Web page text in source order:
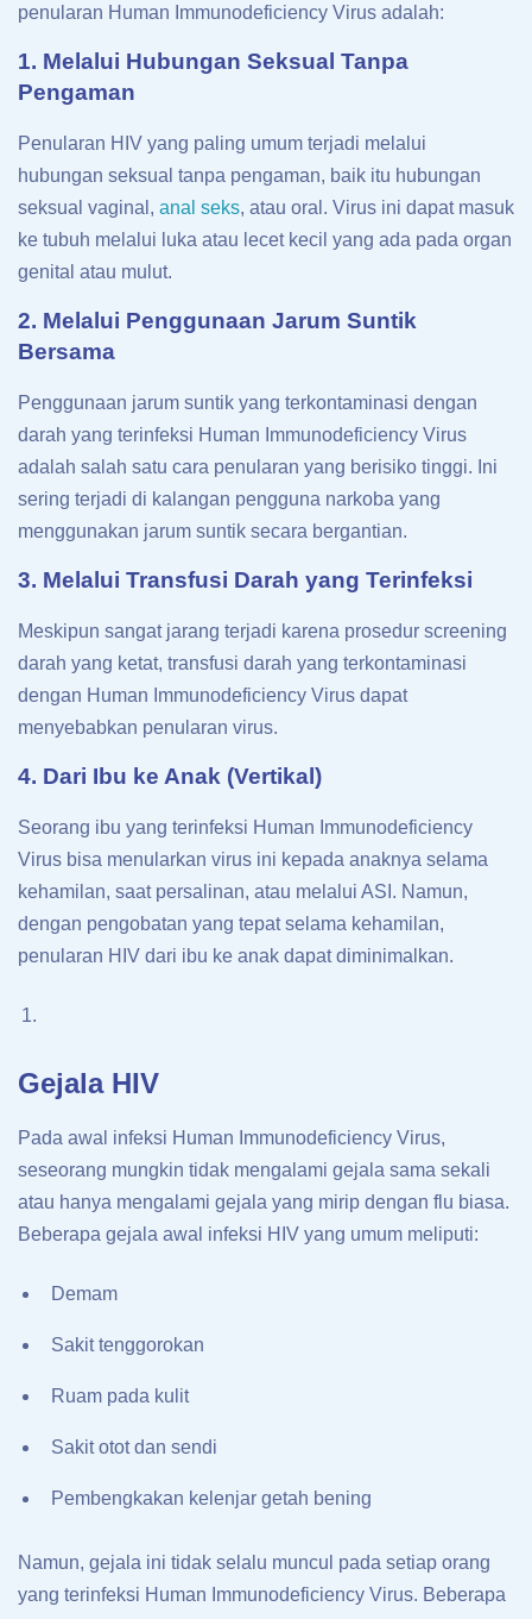
penularan Human Immunodeficiency Virus adalah:
1. Melalui Hubungan Seksual Tanpa
Pengaman
Penularan HIV yang paling umum terjadi melalui
hubungan seksual tanpa pengaman, baik itu hubungan
seksual vaginal, anal seks, atau oral. Virus ini dapat masuk
ke tubuh melalui luka atau lecet kecil yang ada pada organ
genital atau mulut.
2. Melalui Penggunaan Jarum Suntik
Bersama
Penggunaan jarum suntik yang terkontaminasi dengan
darah yang terinfeksi Human Immunodeficiency Virus
adalah salah satu cara penularan yang berisiko tinggi. Ini
sering terjadi di kalangan pengguna narkoba yang
menggunakan jarum suntik secara bergantian.
3. Melalui Transfusi Darah yang Terinfeksi
Meskipun sangat jarang terjadi karena prosedur screening
darah yang ketat, transfusi darah yang terkontaminasi
dengan Human Immunodeficiency Virus dapat
menyebabkan penularan virus.
4. Dari Ibu ke Anak (Vertikal)
Seorang ibu yang terinfeksi Human Immunodeficiency
Virus bisa menularkan virus ini kepada anaknya selama
kehamilan, saat persalinan, atau melalui ASI. Namun,
dengan pengobatan yang tepat selama kehamilan,
penularan HIV dari ibu ke anak dapat diminimalkan.
Gejala HIV
Pada awal infeksi Human Immunodeficiency Virus,
seseorang mungkin tidak mengalami gejala sama sekali
atau hanya mengalami gejala yang mirip dengan flu biasa.
Beberapa gejala awal infeksi HIV yang umum meliputi:
Demam
Sakit tenggorokan
Ruam pada kulit
Sakit otot dan sendi
Pembengkakan kelenjar getah bening
Namun, gejala ini tidak selalu muncul pada setiap orang
yang terinfeksi Human Immunodeficiency Virus. Beberapa